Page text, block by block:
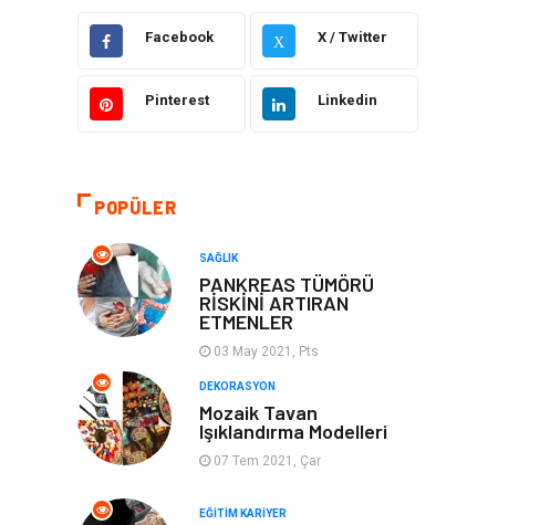
Güzellik Bakım Gıda
Otomotiv Sağlıklı Yaşam
Moda
Anne Çocuk Emlak
Genel Kültür
Mobilya
Gençlik ve
Eğlence
Facebook X X / Twitter
Pinterest Linkedin
POPÜLER
SAĞLIK
PANKREAS TÜMÖRÜ
RİSKİNİ ARTIRAN
ETMENLER
03 May 2021, Pts
DEKORASYON
Mozaik Tavan
Işıklandırma Modelleri
07 Tem 2021, Çar
EĞITIM KARIYER